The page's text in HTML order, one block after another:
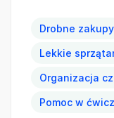
Drobne zakupy
Lekkie
Organizacja
Pomoc w